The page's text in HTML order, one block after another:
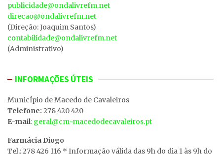
publicidade@ondalivrefm.net
direcao@ondalivrefm.net
(Direção: Joaquim Santos)
contabilidade@ondalivrefm.net
(Administrativo)
INFORMAÇÕES ÚTEIS
MunicÍpio de Macedo de Cavaleiros
Telefone: 278 420 420
E-mail: geral@cm-macedodecavaleiros.pt
Farmácia Diogo
Tel.: 278 426 116 * Informação válida das 9h do dia 1 às 9h do